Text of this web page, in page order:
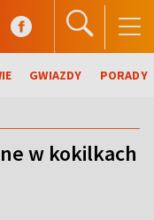
GWIAZDY PORADY
w kokilkach